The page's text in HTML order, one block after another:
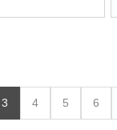
3 4 5 6